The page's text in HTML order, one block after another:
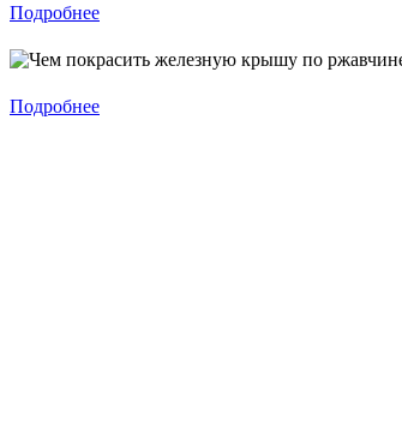
Подробнее
Подробнее